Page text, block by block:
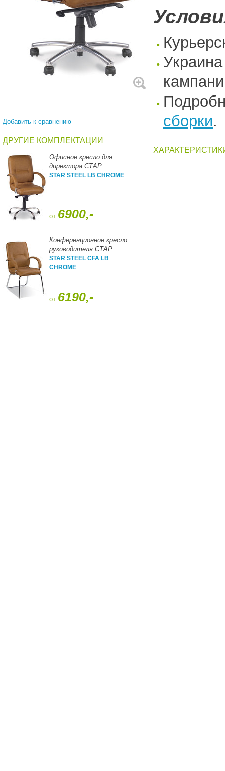
Добавить к сравнению
ДРУГИЕ КОМПЛЕКТАЦИИ
Офисное кресло для
директора СТАР
STAR STEEL LB CHROME
от 6900,-
Конференционное кресло
руководителя СТАР
STAR STEEL CFA LB
CHROME
от 6190,-
сборки.